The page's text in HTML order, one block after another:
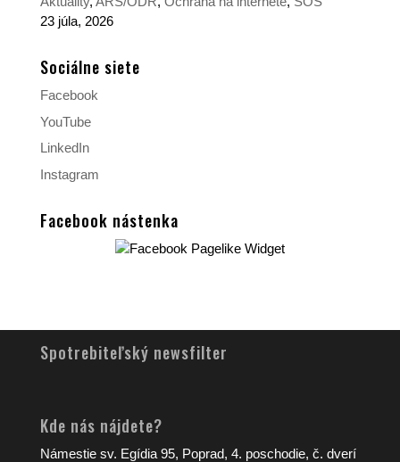
23 júla, 2026
Sociálne siete
Facebook
YouTube
LinkedIn
Instagram
Facebook nástenka
Spotrebiteľský newsfilter
Kde nás nájdete?
Námestie sv. Egídia 95, Poprad, 4. poschodie, č. dverí